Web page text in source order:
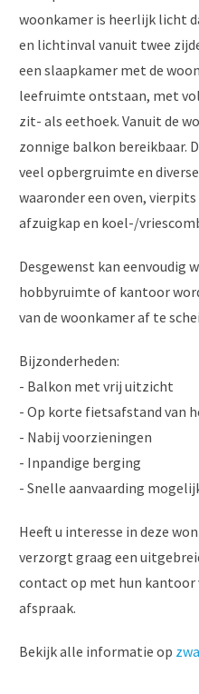
woonkamer is heerlijk licht
en lichtinval vanuit twee
een slaapkamer met de
leefruimte ontstaan, met
zit- als eethoek. Vanuit de
zonnige balkon bereikbaar.
veel opbergruimte en
waaronder een oven,
afzuigkap en koel-/
Desgewenst kan eenvoudig
hobbyruimte of kantoor
van de woonkamer af te
Bijzonderheden:
- Balkon met vrij uitzicht
- Op korte fietsafstand van
- Nabij voorzieningen
- Inpandige berging
- Snelle aanvaarding
Heeft u interesse in deze
verzorgt graag een
contact op met hun kantoor
afspraak.
Bekijk alle informatie op